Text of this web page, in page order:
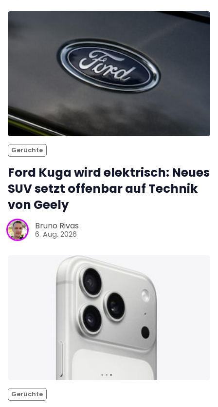
Gerüchte
Ford Kuga wird elektrisch: Neues
SUV setzt offenbar auf Technik
von Geely
Bruno Rivas
6. Aug. 2026
Gerüchte